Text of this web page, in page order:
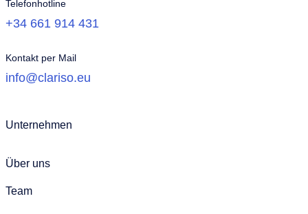
Telefonhotline
+34 661 914 431
Kontakt per Mail
info@clariso.eu
Unternehmen
Über uns
Team